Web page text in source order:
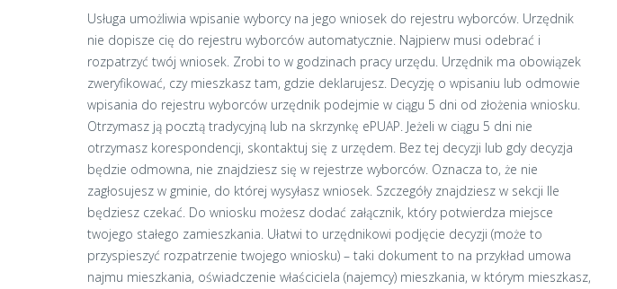
Usługa umożliwia wpisanie wyborcy na jego wniosek do rejestru wyborców. Urzędnik
nie dopisze cię do rejestru wyborców automatycznie. Najpierw musi odebrać i
rozpatrzyć twój wniosek. Zrobi to w godzinach pracy urzędu. Urzędnik ma obowiązek
zweryfikować, czy mieszkasz tam, gdzie deklarujesz. Decyzję o wpisaniu lub odmowie
wpisania do rejestru wyborców urzędnik podejmie w ciągu 5 dni od złożenia wniosku.
Otrzymasz ją pocztą tradycyjną lub na skrzynkę ePUAP. Jeżeli w ciągu 5 dni nie
otrzymasz korespondencji, skontaktuj się z urzędem. Bez tej decyzji lub gdy decyzja
będzie odmowna, nie znajdziesz się w rejestrze wyborców. Oznacza to, że nie
zagłosujesz w gminie, do której wysyłasz wniosek. Szczegóły znajdziesz w sekcji Ile
będziesz czekać. Do wniosku możesz dodać załącznik, który potwierdza miejsce
twojego stałego zamieszkania. Ułatwi to urzędnikowi podjęcie decyzji (może to
przyspieszyć rozpatrzenie twojego wniosku) – taki dokument to na przykład umowa
najmu mieszkania, oświadczenie właściciela (najemcy) mieszkania, w którym mieszkasz,